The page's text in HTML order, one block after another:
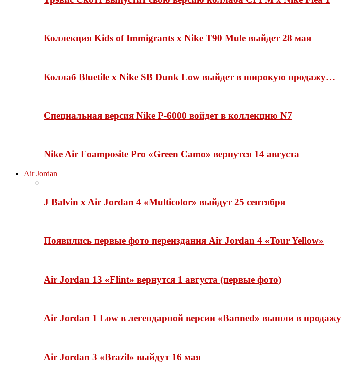
Коллекция Kids of Immigrants x Nike T90 Mule выйдет 28 мая
Коллаб Bluetile x Nike SB Dunk Low выйдет в широкую продажу…
Специальная версия Nike P-6000 войдет в коллекцию N7
Nike Air Foamposite Pro «Green Camo» вернутся 14 августа
Air Jordan
J Balvin x Air Jordan 4 «Multicolor» выйдут 25 сентября
Появились первые фото переиздания Air Jordan 4 «Tour Yellow»
Air Jordan 13 «Flint» вернутся 1 августа (первые фото)
Air Jordan 1 Low в легендарной версии «Banned» вышли в продажу
Air Jordan 3 «Brazil» выйдут 16 мая